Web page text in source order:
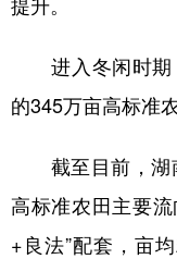
进入冬闲时期
的345万亩高标准
截至目前，湖
高标准农田主要
+良法”配套，亩